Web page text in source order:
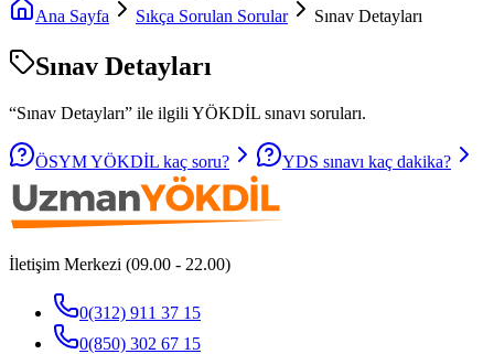
Ana Sayfa Sıkça Sorulan Sorular Sınav Detayları
Sınav Detayları
“Sınav Detayları” ile ilgili YÖKDİL sınavı soruları.
ÖSYM YÖKDİL kaç soru? YDS sınavı kaç dakika?
İletişim Merkezi (09.00 - 22.00)
0(312) 911 37 15
0(850) 302 67 15